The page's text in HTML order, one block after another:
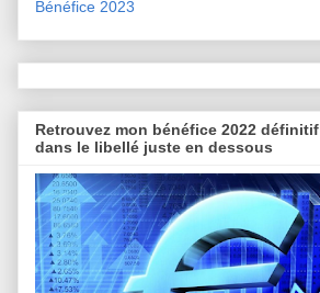
Bénéfice 2023
Retrouvez mon bénéfice 2022 définitif
dans le libellé juste en dessous